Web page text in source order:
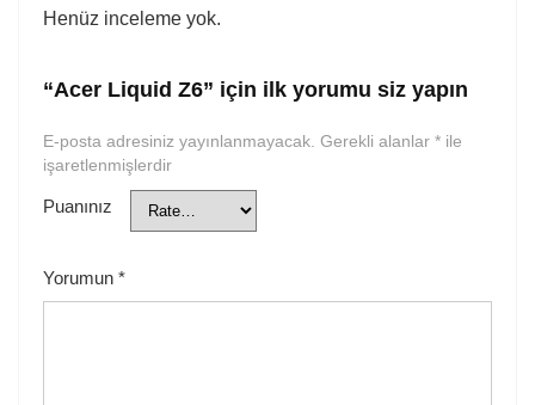
Henüz inceleme yok.
“Acer Liquid Z6” için ilk yorumu siz yapın
E-posta adresiniz yayınlanmayacak. Gerekli alanlar * ile
işaretlenmişlerdir
Puanınız
Yorumun *